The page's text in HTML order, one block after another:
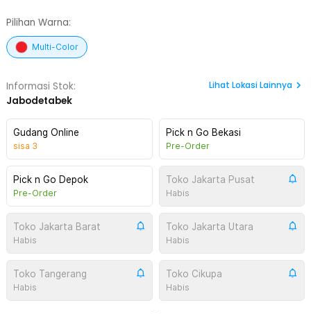
Pilihan Warna:
Multi-Color
Informasi Stok:
Jabodetabek
Lihat Lokasi Lainnya
Gudang Online
sisa 3
Pick n Go Bekasi
Pre-Order
Pick n Go Depok
Pre-Order
Toko Jakarta Pusat
Habis
Toko Jakarta Barat
Habis
Toko Jakarta Utara
Habis
Toko Tangerang
Habis
Toko Cikupa
Habis